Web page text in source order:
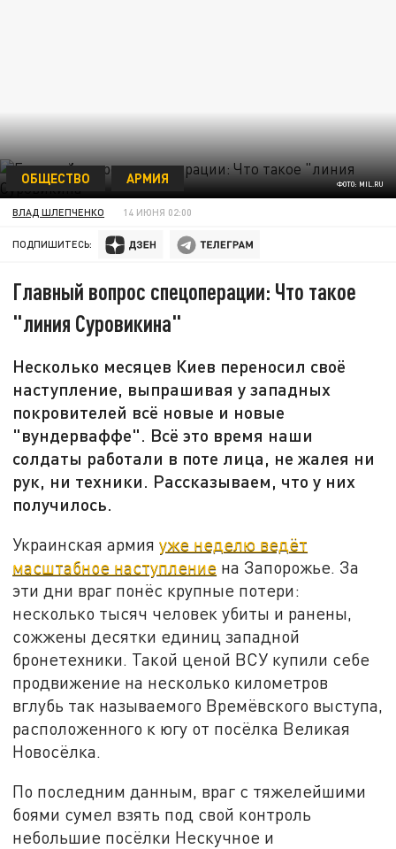
ФОТО: MIL.RU
ОБЩЕСТВО АРМИЯ
ВЛАД ШЛЕПЧЕНКО 14 ИЮНЯ 02:00
ПОДПИШИТЕСЬ:
Главный вопрос спецоперации: Что такое
"линия Суровикина"
Несколько месяцев Киев переносил своё
наступление, выпрашивая у западных
покровителей всё новые и новые
"вундерваффе". Всё это время наши
солдаты работали в поте лица, не жалея ни
рук, ни техники. Рассказываем, что у них
получилось.
Украинская армияуже неделю ведёт
масштабное наступление на Запорожье. За
эти дни враг понёс крупные потери:
несколько тысяч человек убиты и ранены,
сожжены десятки единиц западной
бронетехники. Такой ценой ВСУ купили себе
продвижение на несколько километров
вглубь так называемого Времёвского выступа,
расположенного к югу от посёлка Великая
Новосёлка.
По последним данным, враг с тяжелейшими
боями сумел взять под свой контроль
небольшие посёлки Нескучное и